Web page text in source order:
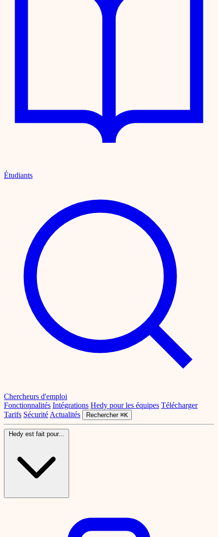
Étudiants
Chercheurs d'emploi
Fonctionnalités Intégrations Hedy pour les équipes Télécharger
Tarifs Sécurité Actualités Rechercher ⌘K
Hedy est fait pour...